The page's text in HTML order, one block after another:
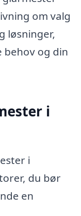
om valg
løsninger,
behov og din
i
i
du bør
en